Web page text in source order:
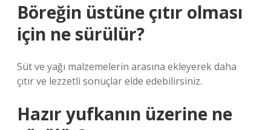
Böreğin üstüne çıtır olması
için ne sürülür?
Süt ve yağı malzemelerin arasına ekleyerek daha
çıtır ve lezzetli sonuçlar elde edebilirsiniz.
Hazır yufkanın üzerine ne